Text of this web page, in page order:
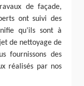
de façade,
ont suivi des
qu’ils sont à
de nettoyage de
fournissons des
réalisés par nos